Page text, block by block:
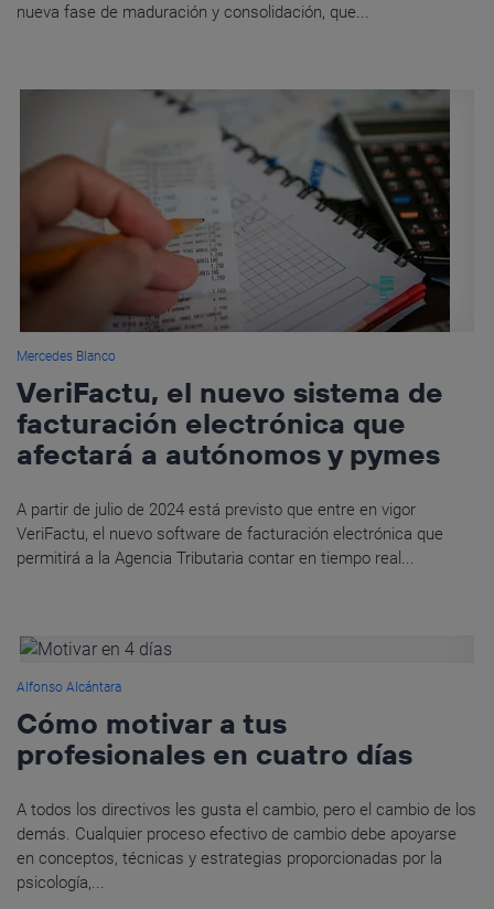
nueva fase de maduración y consolidación, que...
Mercedes Blanco
VeriFactu, el nuevo sistema de
facturación electrónica que
afectará a autónomos y pymes
A partir de julio de 2024 está previsto que entre en vigor
VeriFactu, el nuevo software de facturación electrónica que
permitirá a la Agencia Tributaria contar en tiempo real...
Alfonso Alcántara
Cómo motivar a tus
profesionales en cuatro días
A todos los directivos les gusta el cambio, pero el cambio de los
demás. Cualquier proceso efectivo de cambio debe apoyarse
en conceptos, técnicas y estrategias proporcionadas por la
psicología,...